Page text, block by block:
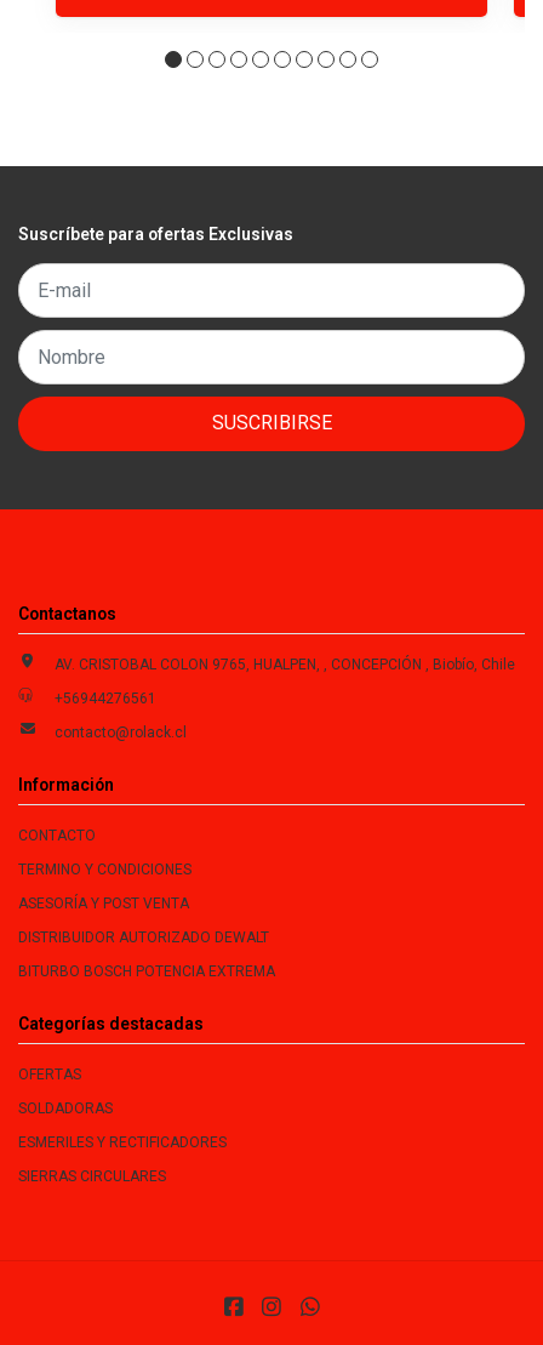
Suscríbete para ofertas Exclusivas
SUSCRIBIRSE
Contactanos
AV. CRISTOBAL COLON 9765, HUALPEN, , CONCEPCIÓN , Biobío, Chile
+56944276561
contacto@rolack.cl
Información
CONTACTO
TERMINO Y CONDICIONES
ASESORÍA Y POST VENTA
DISTRIBUIDOR AUTORIZADO DEWALT
BITURBO BOSCH POTENCIA EXTREMA
Categorías destacadas
OFERTAS
SOLDADORAS
ESMERILES Y RECTIFICADORES
SIERRAS CIRCULARES